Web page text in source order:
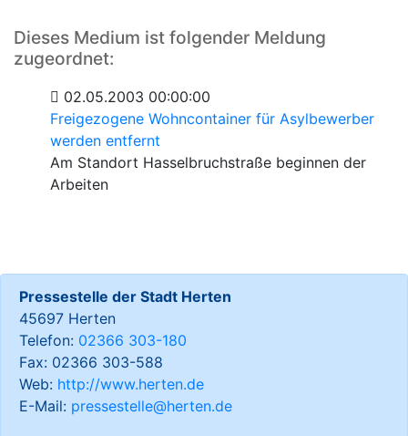
Dieses Medium ist folgender Meldung
zugeordnet:
02.05.2003 00:00:00
Freigezogene Wohncontainer für Asylbewerber
werden entfernt
Am Standort Hasselbruchstraße beginnen der
Arbeiten
Pressestelle der Stadt Herten
45697 Herten
Telefon: 02366 303-180
Fax: 02366 303-588
Web: http://www.herten.de
E-Mail: pressestelle@herten.de